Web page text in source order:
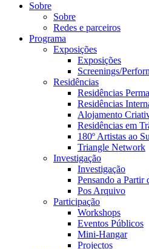
Sobre
Sobre
Redes e parceiros
Programa
Exposições
Exposições
Screenings/
Residências
Residências
Residências
Alojamento
Residências em
180º Artistas ao
Triangle Network
Investigação
Investigação
Pensando a Partir
Pos Arquivo
Participação
Workshops
Eventos Públicos
Mini-Hangar
Projectos